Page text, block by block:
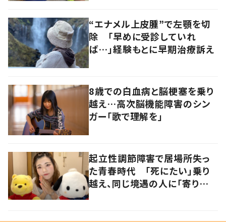
“エナメル上皮腫”で左顎を切
除 「早めに受診していれ
ば…」経験もとに早期治療訴え
8歳での白血病と脳梗塞を乗り
越え…高次脳機能障害のシン
ガー「歌で理解を」
起立性調節障害で居場所失っ
た青春時代 「死にたい」乗り
越え、同じ境遇の人に「寄り添